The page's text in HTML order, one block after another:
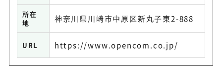
所在
地
神奈川県川崎市中原区新丸子東2-888
URL https://www.opencom.co.jp/